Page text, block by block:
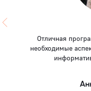
Отличная
необходимые